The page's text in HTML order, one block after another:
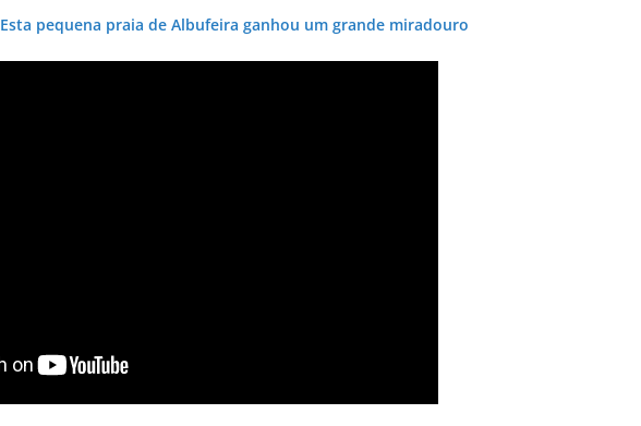
Esta pequena praia de Albufeira ganhou um grande miradouroLagos – A quem pertence a parte superior da